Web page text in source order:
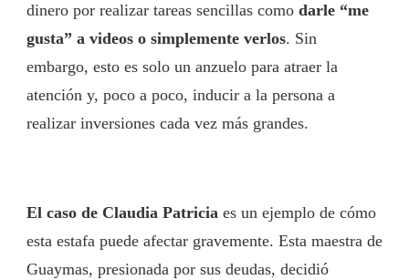
dinero por realizar tareas sencillas como darle “me
gusta” a videos o simplemente verlos. Sin
embargo, esto es solo un anzuelo para atraer la
atención y, poco a poco, inducir a la persona a
realizar inversiones cada vez más grandes.
El caso de Claudia Patricia es un ejemplo de cómo
esta estafa puede afectar gravemente. Esta maestra de
Guaymas, presionada por sus deudas, decidió